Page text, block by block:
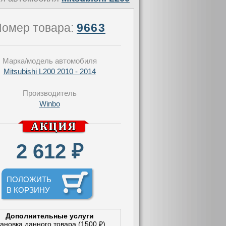
товара:9663
Марка/модель автомобиля
Mitsubishi L200 2010 - 2014
Производитель
Winbo
2 612 ₽
ПОЛОЖИТЬ
В КОРЗИНУ
Дополнительные услуги
данного товара (1500 ₽)